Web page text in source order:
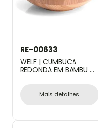
RE-00633
WELF | CUMBUCA
REDONDA EM BAMBU DE
Mais detalhes